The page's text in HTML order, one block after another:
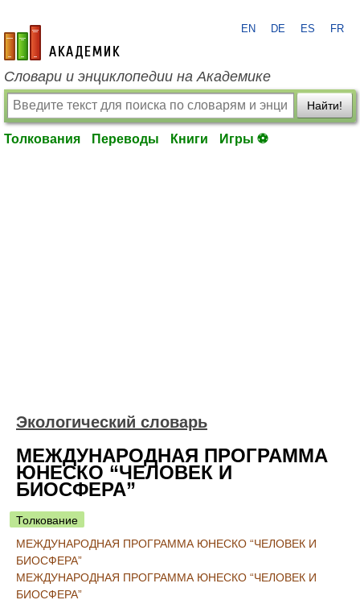
academic.ru
EN DE ES FR
Словари и энциклопедии на Академике
Найти!
Толкования Переводы Книги Игры ⚽
Экологический словарь
МЕЖДУНАРОДНАЯ ПРОГРАММА
ЮНЕСКО “ЧЕЛОВЕК И
БИОСФЕРА”
Толкование
МЕЖДУНАРОДНАЯ ПРОГРАММА ЮНЕСКО “ЧЕЛОВЕК И
БИОСФЕРА”
МЕЖДУНАРОДНАЯ ПРОГРАММА ЮНЕСКО “ЧЕЛОВЕК И
БИОСФЕРА”